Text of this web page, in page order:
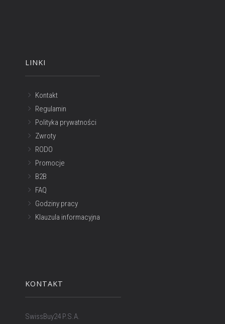
LINKI
Kontakt
Regulamin
Polityka prywatności
Zwroty
RODO
Promocje
B2B
FAQ
Godziny pracy
Klauzula informacyjna
KONTAKT
SwissBuy24 P.S.A.